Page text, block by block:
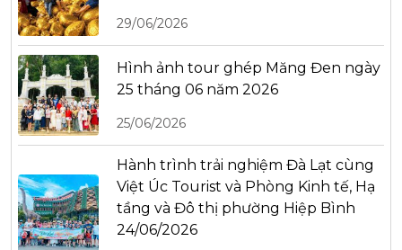
29/06/2026
Hình ảnh tour ghép Măng Đen ngày
25 tháng 06 năm 2026
25/06/2026
Hành trình trải nghiệm Đà Lạt cùng
Việt Úc Tourist và Phòng Kinh tế, Hạ
tầng và Đô thị phường Hiệp Bình
24/06/2026